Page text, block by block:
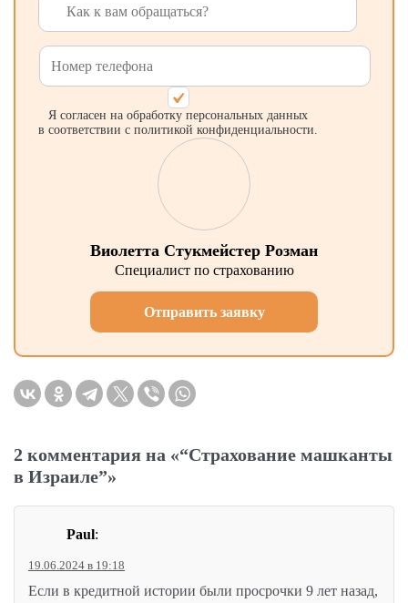
Я согласен на обработку персональных данных
в соответствии с политикой конфиденциальности.
Виолетта Стукмейстер Розман
Специалист по страхованию
Отправить заявку
2 комментария на «“Страхование машканты
в Израиле”»
Paul:
19.06.2024 в 19:18
Если в кредитной истории были просрочки 9 лет назад,